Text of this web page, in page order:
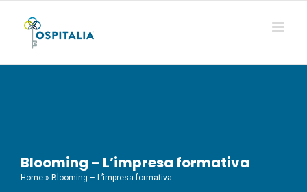
contenuto
Blooming – L’impresa formativa
Home » Blooming – L’impresa formativa